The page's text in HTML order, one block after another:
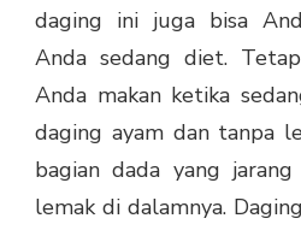
daging ini juga bisa
Anda sedang diet.
Anda makan ketika
daging ayam dan tanpa
bagian dada yang
lemak di dalamnya.